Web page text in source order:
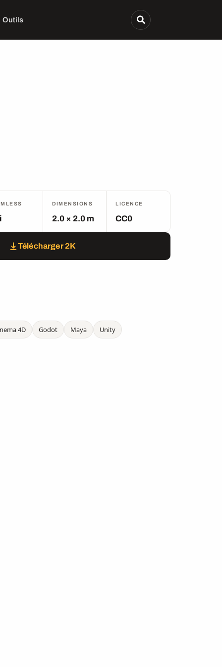
Outils
DIMENSIONS
2.0 × 2.0 m
LICENCE
CC0
Télécharger 2K
4D Godot Maya
Unity